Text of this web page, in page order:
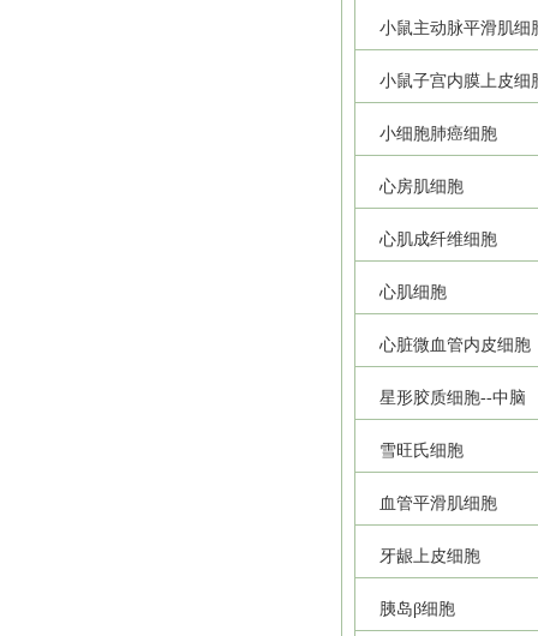
小鼠主动脉平滑肌细
小鼠子宫内膜上皮细
小细胞肺癌细胞
心房肌细胞
心肌成纤维细胞
心肌细胞
心脏微血管内皮细胞
星形胶质细胞--中脑
雪旺氏细胞
血管平滑肌细胞
牙龈上皮细胞
胰岛β细胞